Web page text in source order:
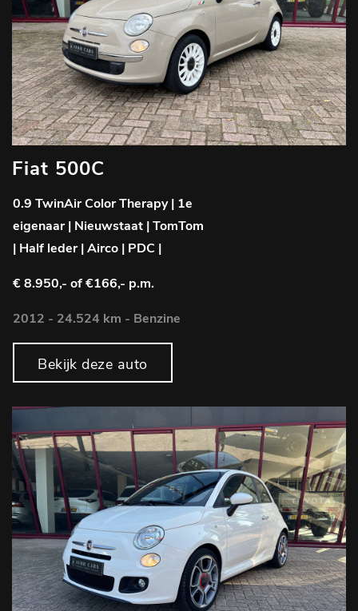
Fiat 500C
0.9 TwinAir Color Therapy | 1e
eigenaar | Nieuwstaat | TomTom
| Half leder | Airco | PDC |
€ 8.950,- of €166,- p.m.
2012 - 24.524 km - Benzine
Bekijk deze auto